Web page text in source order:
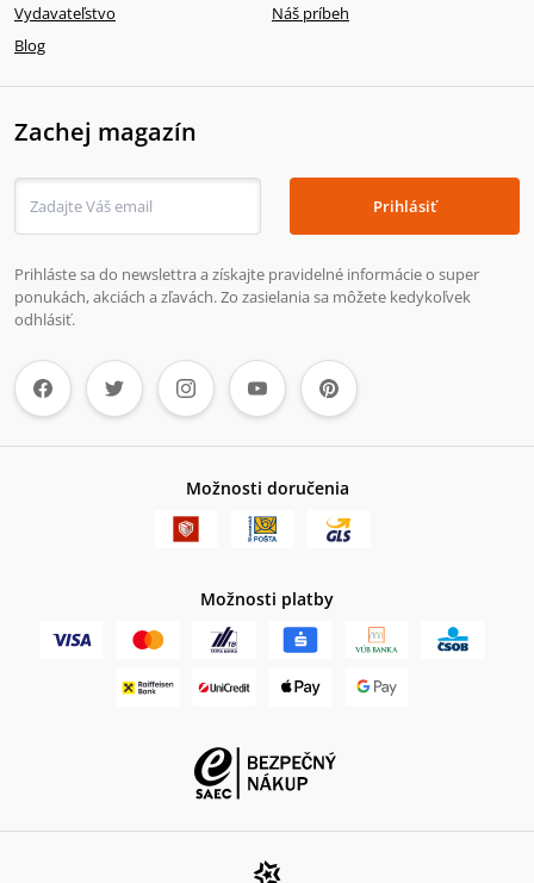
Vydavateľstvo
Náš príbeh
Blog
Zachej magazín
Prihlásiť
Prihláste sa do newslettra a získajte pravidelné informácie o super
ponukách, akciách a zľavách. Zo zasielania sa môžete kedykoľvek
odhlásiť.
Možnosti doručenia
Možnosti platby